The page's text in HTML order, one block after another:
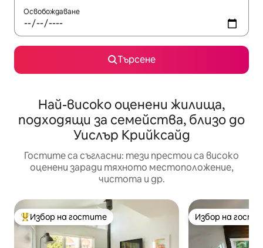
Освобождаване
Търсене
Най-високо оценени жилища,
подходящи за семейства, близо до
Уислър Крийксайд
Гостите са съгласни: тези престои са високо
оценени заради тяхното местоположение,
чистота и др.
Най-популярен избор на гостите
Избор на гостите Избор на
Избор на